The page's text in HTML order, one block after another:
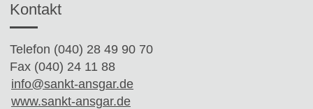
Kontakt
Telefon (040) 28 49 90 70
Fax (040) 24 11 88
info@sankt-ansgar.de
www.sankt-ansgar.de